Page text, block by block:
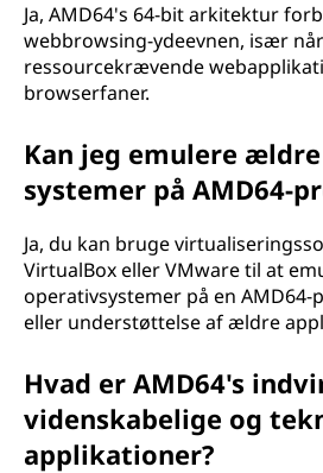
Ja, AMD64's 64-bit arkitektur
webbrowsing-ydeevnen, især
ressourcekrævende
browserfaner.
Kan jeg emulere
systemer på AMD64-
Ja, du kan bruge
VirtualBox eller VMware til at
operativsystemer på en
eller understøttelse af ældre
Hvad er AMD64's
videnskabelige og
applikationer?